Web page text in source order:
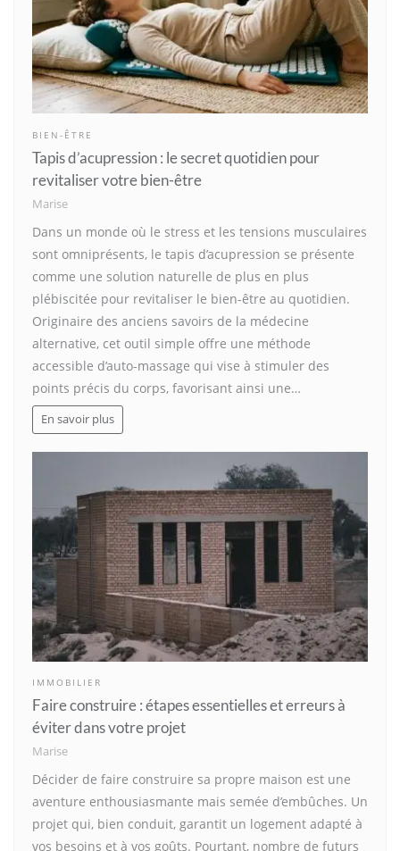
BIEN-ÊTRE
Tapis d’acupression : le secret quotidien pour
revitaliser votre bien-être
Marise
Dans un monde où le stress et les tensions musculaires
sont omniprésents, le tapis d’acupression se présente
comme une solution naturelle de plus en plus
plébiscitée pour revitaliser le bien-être au quotidien.
Originaire des anciens savoirs de la médecine
alternative, cet outil simple offre une méthode
accessible d’auto-massage qui vise à stimuler des
points précis du corps, favorisant ainsi une…
En savoir plus
IMMOBILIER
Faire construire : étapes essentielles et erreurs à
éviter dans votre projet
Marise
Décider de faire construire sa propre maison est une
aventure enthousiasmante mais semée d’embûches. Un
projet qui, bien conduit, garantit un logement adapté à
vos besoins et à vos goûts. Pourtant, nombre de futurs